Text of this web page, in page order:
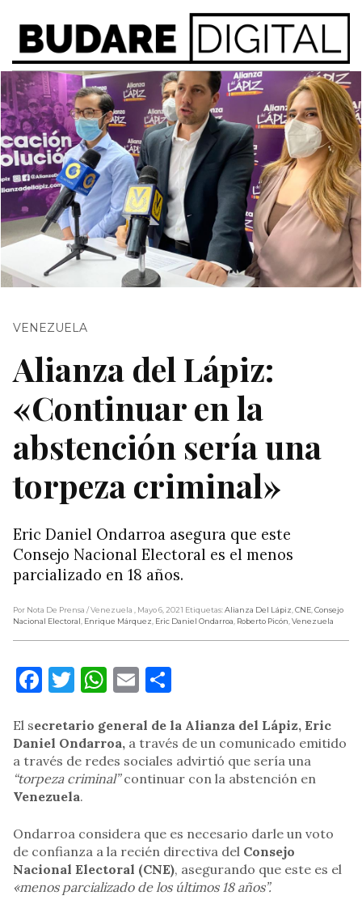
VENEZUELA
Alianza del Lápiz:
«Continuar en la
abstención sería una
torpeza criminal»
Eric Daniel Ondarroa asegura que este
Consejo Nacional Electoral es el menos
parcializado en 18 años.
Por Nota De Prensa / Venezuela , Mayo 6, 2021 Etiquetas:Alianza Del Lápiz,CNE,Consejo
Nacional Electoral, Enrique Márquez, Eric Daniel Ondarroa, Roberto Picón,Venezuela
Facebook
Twitter
WhatsApp
Email
El secretario general de la Alianza del Lápiz, Eric
Daniel Ondarroa, a través de un comunicado emitido
a través de redes sociales advirtió que sería una
“torpeza criminal”continuar con la abstención en
Venezuela.
Ondarroa considera que es necesario darle un voto
de confianza a la recién directiva del Consejo
Nacional Electoral (CNE), asegurando que este es el
«menos parcializado de los últimos 18 años”.